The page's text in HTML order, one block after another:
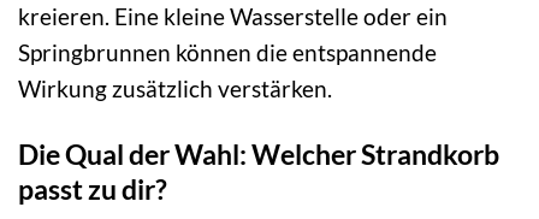
kreieren. Eine kleine Wasserstelle oder ein
Springbrunnen können die entspannende
Wirkung zusätzlich verstärken.
Die Qual der Wahl: Welcher Strandkorb
passt zu dir?